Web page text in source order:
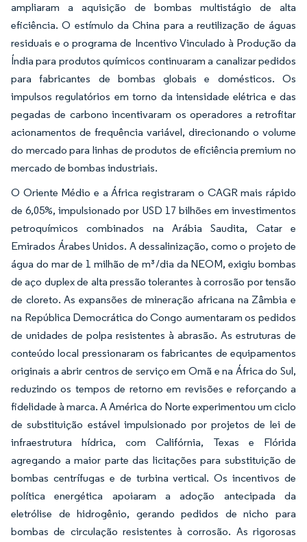
ampliaram a aquisição de bombas multistágio de alta
eficiência. O estímulo da China para a reutilização de águas
residuais e o programa de Incentivo Vinculado à Produção da
Índia para produtos químicos continuaram a canalizar pedidos
para fabricantes de bombas globais e domésticos. Os
impulsos regulatórios em torno da intensidade elétrica e das
pegadas de carbono incentivaram os operadores a retrofitar
acionamentos de frequência variável, direcionando o volume
do mercado para linhas de produtos de eficiência premium no
mercado de bombas industriais.
O Oriente Médio e a África registraram o CAGR mais rápido
de 6,05%, impulsionado por USD 17 bilhões em investimentos
petroquímicos combinados na Arábia Saudita, Catar e
Emirados Árabes Unidos. A dessalinização, como o projeto de
água do mar de 1 milhão de m³/dia da NEOM, exigiu bombas
de aço duplex de alta pressão tolerantes à corrosão por tensão
de cloreto. As expansões de mineração africana na Zâmbia e
na República Democrática do Congo aumentaram os pedidos
de unidades de polpa resistentes à abrasão. As estruturas de
conteúdo local pressionaram os fabricantes de equipamentos
originais a abrir centros de serviço em Omã e na África do Sul,
reduzindo os tempos de retorno em revisões e reforçando a
fidelidade à marca. A América do Norte experimentou um ciclo
de substituição estável impulsionado por projetos de lei de
infraestrutura hídrica, com Califórnia, Texas e Flórida
agregando a maior parte das licitações para substituição de
bombas centrífugas e de turbina vertical. Os incentivos de
política energética apoiaram a adoção antecipada da
eletrólise de hidrogênio, gerando pedidos de nicho para
bombas de circulação resistentes à corrosão. As rigorosas